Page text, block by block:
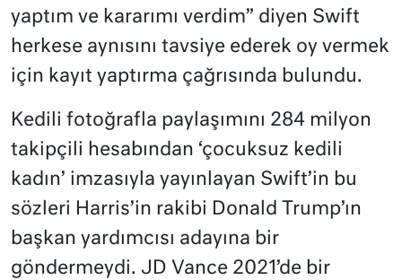
yaptım ve kararımı verdim” diyen Swift
herkese aynısını tavsiye ederek oy vermek
için kayıt yaptırma çağrısında bulundu.
Kedili fotoğrafla paylaşımını 284 milyon
takipçili hesabından ‘çocuksuz kedili
kadın’ imzasıyla yayınlayan Swift’in bu
sözleri Harris’in rakibi Donald Trump’ın
başkan yardımcısı adayına bir
göndermeydi. JD Vance 2021’de bir